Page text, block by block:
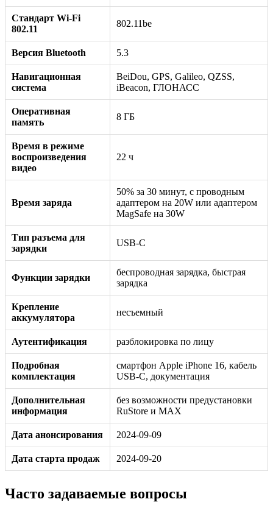
Стандарт Wi-Fi
802.11
802.11be
Версия Bluetooth 5.3
Навигационная
система
BeiDou, GPS, Galileo, QZSS,
iBeacon, ГЛОНАСС
Оперативная
память
8 ГБ
Время в режиме
воспроизведения
видео
22 ч
Время заряда
50% за 30 минут, с проводным
адаптером на 20W или адаптером
MagSafe на 30W
Тип разъема для
зарядки
USB-C
Функции зарядки
беспроводная зарядка, быстрая
зарядка
Крепление
аккумулятора
несъемный
Аутентификация разблокировка по лицу
Подробная
комплектация
смартфон Apple iPhone 16, кабель
USB-C, документация
Дополнительная
информация
без возможности предустановки
RuStore и MAX
Дата анонсирования 2024-09-09
Дата старта продаж 2024-09-20
Часто задаваемые вопросы